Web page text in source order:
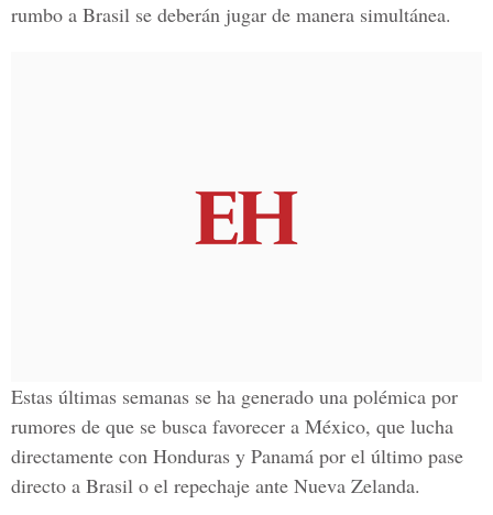
rumbo a Brasil se deberán jugar de manera simultánea.
Estas últimas semanas se ha generado una polémica por
rumores de que se busca favorecer a México, que lucha
directamente con Honduras y Panamá por el último pase
directo a Brasil o el repechaje ante Nueva Zelanda.